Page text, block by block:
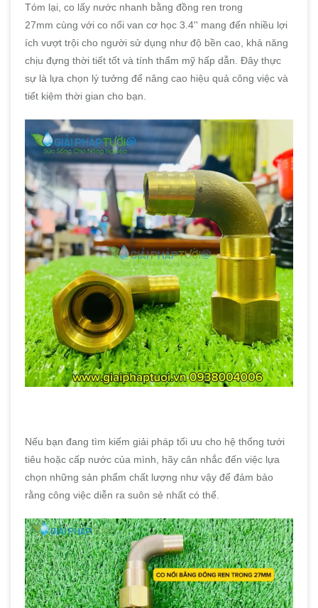
Tóm lại, co lấy nước nhanh bằng đồng ren trong
27mm cùng với co nối van cơ học 3.4'' mang đến nhiều lợi
ích vượt trội cho người sử dụng như độ bền cao, khả năng
chịu đựng thời tiết tốt và tính thẩm mỹ hấp dẫn. Đây thực
sự là lựa chọn lý tưởng để nâng cao hiệu quả công việc và
tiết kiệm thời gian cho bạn.
Nếu bạn đang tìm kiếm giải pháp tối ưu cho hệ thống tưới
tiêu hoặc cấp nước của mình, hãy cân nhắc đến việc lựa
chọn những sản phẩm chất lượng như vậy để đảm bảo
rằng công việc diễn ra suôn sẻ nhất có thể.